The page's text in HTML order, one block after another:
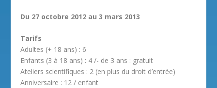
Du 27 octobre 2012 au 3 mars 2013
Tarifs
Adultes (+ 18 ans) : 6
Enfants (3 à 18 ans) : 4 /- de 3 ans : gratuit
Ateliers scientifiques : 2 (en plus du droit d’entrée)
Anniversaire : 12 / enfant